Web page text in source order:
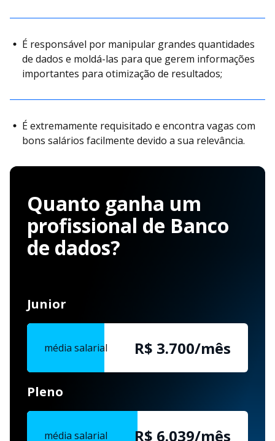
É responsável por manipular grandes quantidades
de dados e moldá-las para que gerem informações
importantes para otimização de resultados;
É extremamente requisitado e encontra vagas com
bons salários facilmente devido a sua relevância.
Quanto ganha um
profissional de Banco
de dados?
Junior
média salarial R$ 3.700/mês
Pleno
média salarial R$ 6.039/mês